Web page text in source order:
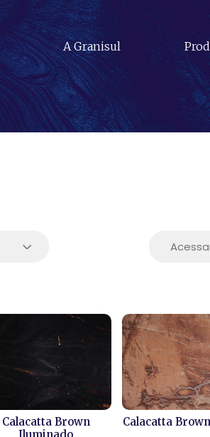
A Granisul
Calacatta Brown
Calacatta